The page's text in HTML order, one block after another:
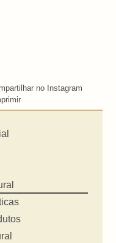
no Instagram